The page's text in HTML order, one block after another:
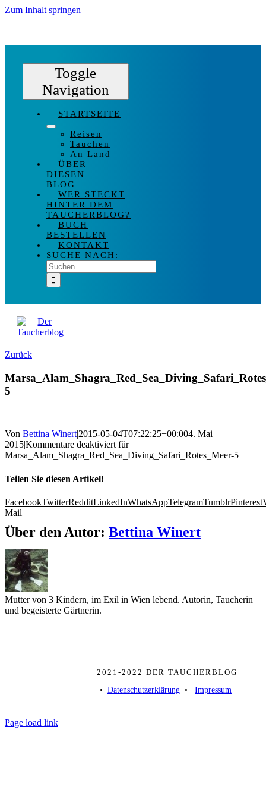
Zum Inhalt springen
Toggle
Navigation
STARTSEITE
Reisen
Tauchen
An Land
ÜBER
DIESEN
BLOG
WER STECKT
HINTER DEM
TAUCHERBLOG?
BUCH
BESTELLEN
KONTAKT
SUCHE NACH:
Zurück
5
Von Bettina Winert|2015-05-04T07:22:25+00:004. Mai
2015|Kommentare deaktiviertfür
Marsa_Alam_Shagra_Red_Sea_Diving_Safari_Rotes_Meer-5
Teilen Sie diesen Artikel!
FacebookTwitterRedditLinkedInWhatsAppTelegramTumblrPinterest
Mail
Über den Autor: Bettina Winert
Mutter von 3 Kindern, im Exil in Wien lebend. Autorin, Taucherin
und begeisterte Gärtnerin.
2021-2022 DER TAUCHERBLOG
• ­Datenschutzerklärung ­ • ­Impressum
Page load link